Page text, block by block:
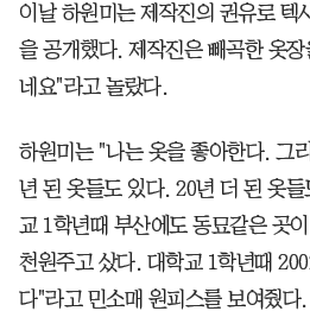
이날 하원미는 제작진의 권유로 텍
을 공개했다. 제작진은 빼곡한 옷
네요"라고 놀랐다.
하원미는 "나는 옷을 좋아한다. 그
년 된 옷들도 있다. 20년 더 된 옷
교 1학년때 부산에도 동묘같은 곳
천원주고 샀다. 대학교 1학년때
다"라고 민소매 원피스를 보여줬다.